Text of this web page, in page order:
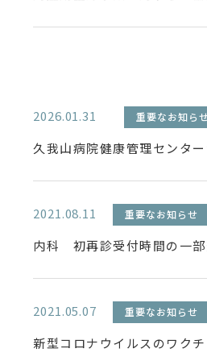
2026.01.31 重要なお知ら
久我山病院健康管理センター
2021.08.11 重要なお知らせ
内科 初再診受付時間の一部
2021.05.07 重要なお知らせ
新型コロナウイルスのワク